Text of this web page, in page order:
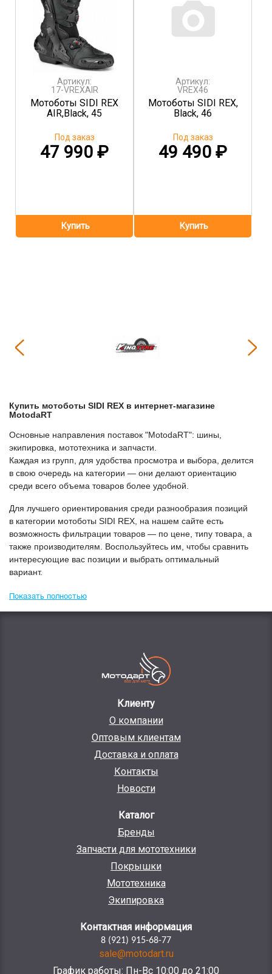
Артикул:
17-VREXAIR
Мотоботы SIDI REX
AIR,Black, 45
47 990 ₽
Под заказ
Артикул:
VREX46
Мотоботы SIDI REX,
Black, 46
49 490₽
Под заказ
Купить Мотоботы SIDI REX в интернет-магазине
МоtodaRT
Основные направления поставок "МоtodaRT": шины,
экипировка, мототехника и запчасти.
Каждая из групп, для удобства просмотра и выбора, делится
в свою очередь на категории — они делают ориентацию
среди всего объема товаров более удобной.
Для лучшего ориентирования среди разнообразия позиций
в категории
Мотоботы SIDI REX , на нашем сайте есть
возможность фильтрации товаров — по цене, типу товара, а
также производителям. Воспользуйтесь им, чтобы сравнить
интересующие вас позиции и выбрать оптимальный
вариант.
Показать полностью
Клиенту
О компании
Оптовым клиентам
Доставка и оплата
Контакты
Новости
Каталог
Бренды
Запчасти для мототехники
Покрышки
Мототехника
Экипировка
Контактная информация
8 (921) 915-68-77
sale@motodart.ru
График работы: Пн-Вс 10:00 до 21:00